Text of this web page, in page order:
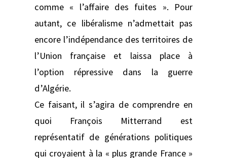
comme « l’affaire des fuites ». Pour
autant, ce libéralisme n’admettait pas
encore l’indépendance des territoires de
l’Union française et laissa place à
l’option répressive dans la guerre
d’Algérie.
Ce faisant, il s’agira de comprendre en
quoi François Mitterrand est
représentatif de générations politiques
qui croyaient à la « plus grande France »